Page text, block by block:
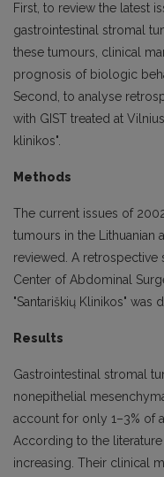
First, to review the latest
gastrointestinal stromal
these tumours, clinical
prognosis of biologic
Second, to analyse
with GIST treated at
klinikos".
Methods
The current issues of
tumours in the Lithuanian
reviewed. A retrospective
Center of Abdominal
"Santariškių Klinikos" was
Results
Gastrointestinal stromal
nonepithelial
account for only 1–3% of
According to the
increasing. Their clinical